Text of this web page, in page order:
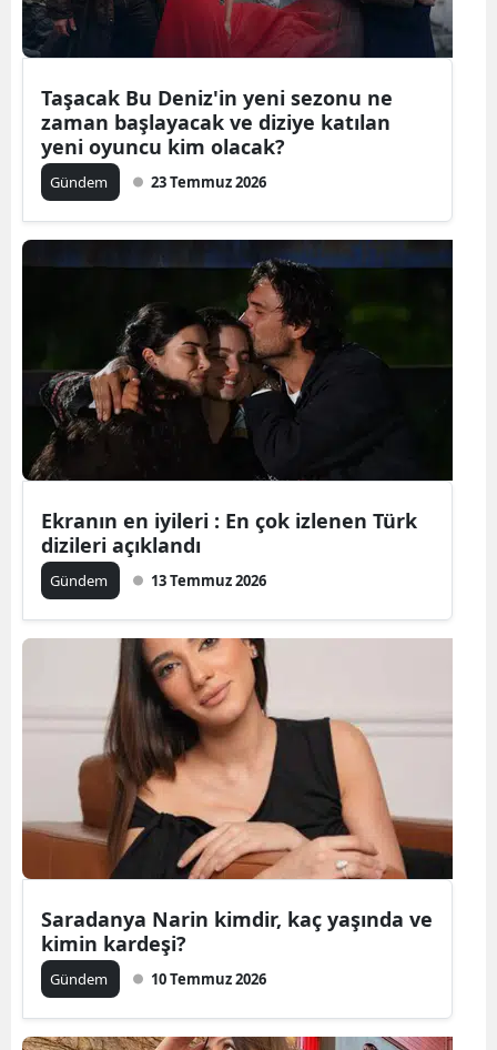
Erzincan
Gümüşhane
İstanbul
İzmir
Kastamonu
Konya
Taşacak Bu Deniz'in yeni sezonu ne
zaman başlayacak ve diziye katılan
yeni oyuncu kim olacak?
Gündem 23 Temmuz 2026
Ekranın en iyileri : En çok izlenen Türk
dizileri açıklandı
Gündem 13 Temmuz 2026
Saradanya Narin kimdir, kaç yaşında ve
kimin kardeşi?
Gündem 10 Temmuz 2026